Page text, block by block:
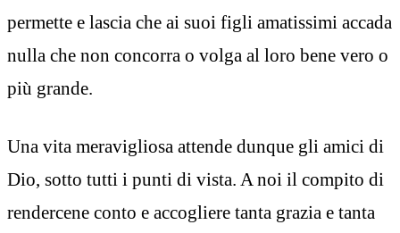
permette e lascia che ai suoi figli amatissimi accada
nulla che non concorra o volga al loro bene vero o
più grande.
Una vita meravigliosa attende dunque gli amici di
Dio, sotto tutti i punti di vista. A noi il compito di
rendercene conto e accogliere tanta grazia e tanta